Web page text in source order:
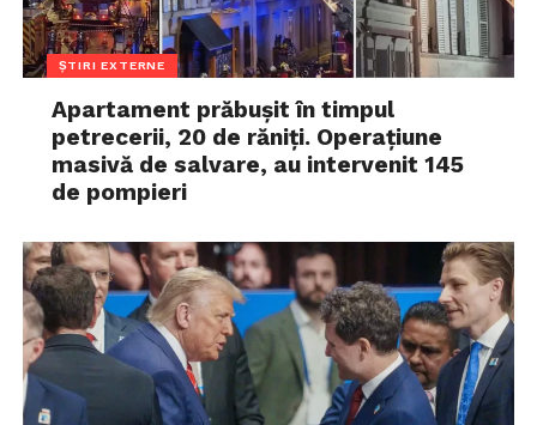
ȘTIRI EXTERNE
Apartament prăbușit în timpul
petrecerii, 20 de răniți. Operațiune
masivă de salvare, au intervenit 145
de pompieri